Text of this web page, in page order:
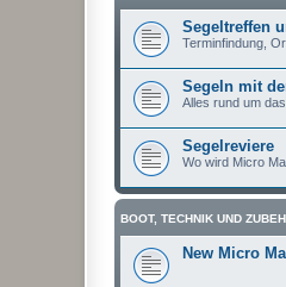
Segeltreffen
Terminfindung,
Segeln mit
Alles rund um
Segelreviere
Wo wird Micro
BOOT, TECHNIK UND
New Micro